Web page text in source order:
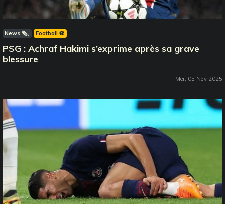
News 🗞️ Football ⚽️
PSG : Achraf Hakimi s’exprime après sa grave
blessure
Mer, 05 Nov 2025